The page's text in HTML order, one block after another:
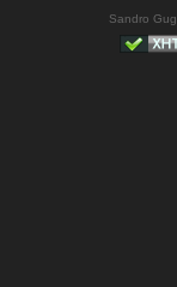
Sandro